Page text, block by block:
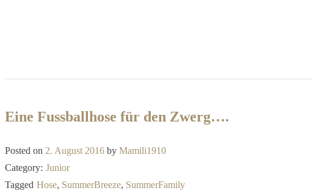
Eine Fussballhose für den Zwerg….
Posted on 2. August 2016 by Mamili1910
Category: Junior
Tagged Hose, SummerBreeze, SummerFamily